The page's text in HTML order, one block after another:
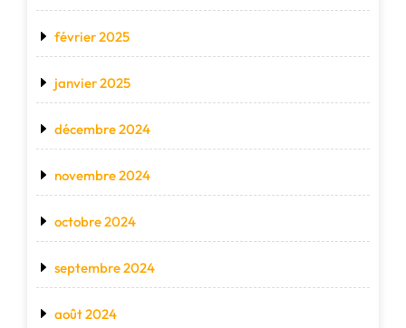
février 2025
janvier 2025
décembre 2024
novembre 2024
octobre 2024
septembre 2024
août 2024